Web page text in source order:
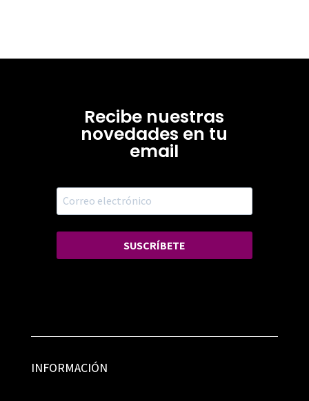
Recibe nuestras
novedades en tu
email
SUSCRÍBETE
INFORMACIÓN